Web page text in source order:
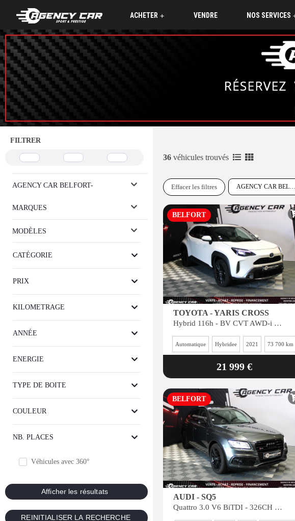
+
ACHETER VENDRE NOS SERVICES
FILTRER
AGENCY CAR BELFORT-
MONTBELIARD
MARQUES
MODÈLES
CATÉGORIE
PRIX
KILOMETRAGE
ANNÉE
ENERGIE
TYPE DE BOITE
COULEUR
NB. PLACES
Véhicules avec 360°
36 véhicules trouvés
AGENCY CAR BELFORT-MONTBELIARD
Effacer les filtres
BELFORT
TOYOTA - YARIS CROSS
Hybrid 116h - BV CVT AWD-i - Finition Trail - Garantie constructeur
Automatique Hybridee 2021 73 700 km
21 999 €
BELFORT
AUDI - SQ5
Quattro 3.0 V6 BiTDI - 326CH - BVA Tiptronic S